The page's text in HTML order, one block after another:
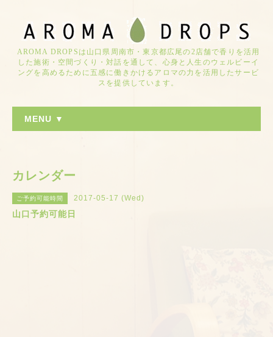
AROMA DROPSは山口県周南市・東京都広尾の2店舗で香りを活用
した施術・空間づくり・対話を通して、心身と人生のウェルビーイ
ングを高めるために五感に働きかけるアロマの力を活用したサービ
スを提供しています。
MENU ▼
カレンダー
ご予約可能時間 2017-05-17 (Wed)
山口予約可能日